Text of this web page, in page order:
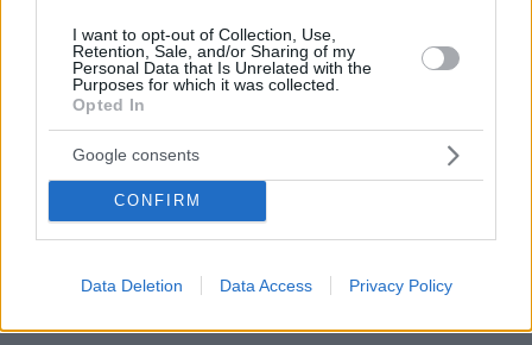
I want to opt-out of Collection, Use,
Retention, Sale, and/or Sharing of my
Personal Data that Is Unrelated with the
Purposes for which it was collected.
Opted In
Google consents
CONFIRM
Data Deletion Data Access Privacy Policy